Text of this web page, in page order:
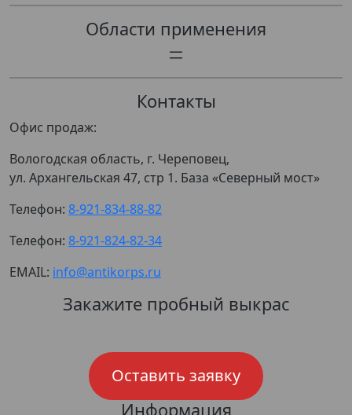
Области применения
Контакты
Офис продаж:
Вологодская область, г. Череповец,
ул. Архангельская 47, стр 1. База «Северный мост»
Телефон: 8-921-834-88-82
Телефон: 8-921-824-82-34
EMAIL: info@antikorps.ru
Закажите пробный выкрас
Оставить заявку
Информация